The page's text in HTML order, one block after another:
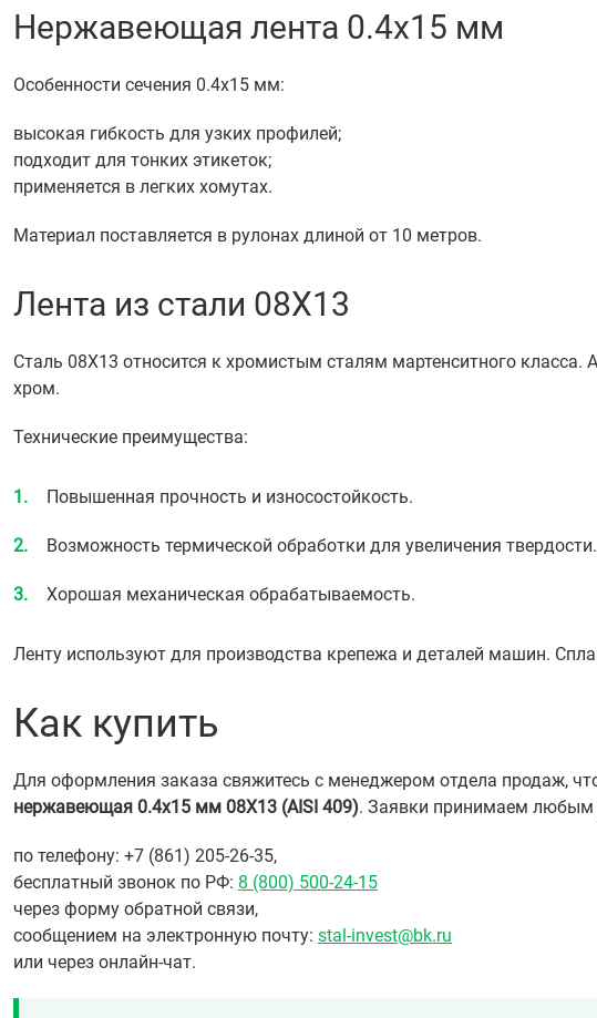
Нержавеющая лента 0.4х15 мм
Особенности сечения 0.4х15 мм:
высокая гибкость для узких профилей;
подходит для тонких этикеток;
применяется в легких хомутах.
Материал поставляется в рулонах длиной от 10 метров.
Лента из стали 08Х13
Сталь 08Х13 относится к хромистым сталям мартенситного
хром.
Технические преимущества:
Повышенная прочность и износостойкость.
Возможность термической обработки для увеличения твердости.
Хорошая механическая обрабатываемость.
Ленту используют для производства крепежа и деталей машин.
Как купить
Для оформления заказа свяжитесь с менеджером отдела продаж,
нержавеющая 0.4х15 мм 08Х13 (AISI 409). Заявки принимаем любым
по телефону: +7 (861) 205-26-35,
бесплатный звонок по РФ: 8 (800) 500-24-15
через форму обратной связи,
сообщением на электронную почту: stal-invest@bk.ru
или через онлайн-чат.